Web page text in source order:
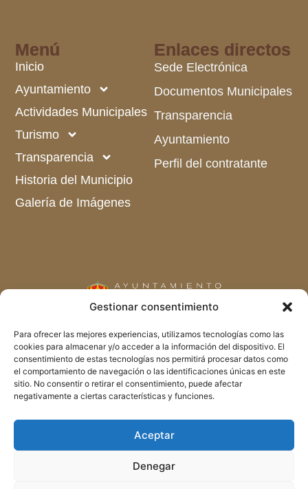
Gestionar consentimiento
Para ofrecer las mejores experiencias, utilizamos tecnologías como las
cookies para almacenar y/o acceder a la información del dispositivo. El
consentimiento de estas tecnologías nos permitirá procesar datos como
el comportamiento de navegación o las identificaciones únicas en este
sitio. No consentir o retirar el consentimiento, puede afectar
negativamente a ciertas características y funciones.
Aceptar
Denegar
C/ Carretas Nº 34
28739 Gargantilla del Lozoya (Madrid)
Telf. 918 695 013
Fax. 918 695 393
aytogarpin@ayuntamientos.madrid.org
Enlaces directos
Sede Electrónica
Documentos Municipales
Transparencia
Ayuntamiento
Perfil del contratante
Menú
Inicio
Ayuntamiento
Actividades Municipales
Turismo
Transparencia
Historia del Municipio
Galería de Imágenes